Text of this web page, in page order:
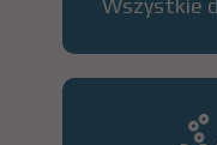
Wszystkie